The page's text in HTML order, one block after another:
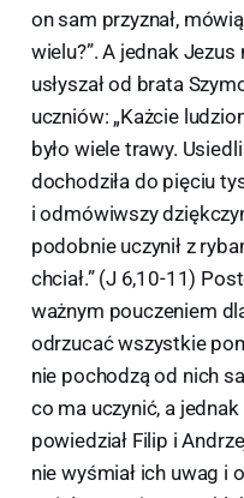
on sam przyznał,
wielu?”. A jednak
usłyszał od brata
uczniów: „Każcie
było wiele trawy.
dochodziła do pięciu
i odmówiwszy
podobnie uczynił z
chciał.” (J 6,10-11)
ważnym pouczeniem
odrzucać wszystkie
nie pochodzą od nich
co ma uczynić, a jednak
powiedział Filip i
nie wyśmiał ich uwag i